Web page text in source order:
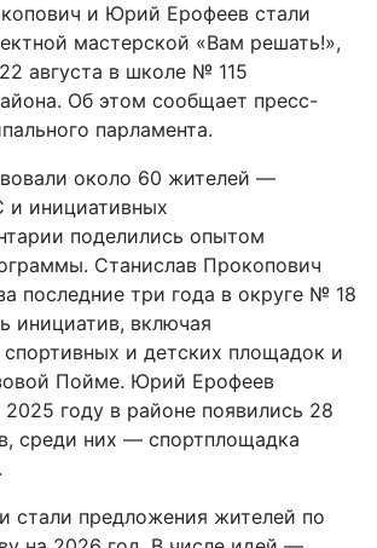
и Юрий Ерофеев стали
мастерской «Вам решать!»,
августа в школе № 115
Об этом сообщает пресс-
парламента.
около 60 жителей —
инициативных
поделились опытом
Станислав Прокопович
последние три года в округе № 18
инициатив, включая
спортивных и детских площадок и
Пойме. Юрий Ерофеев
году в районе появились 28
среди них — спортплощадка
стали предложения жителей по